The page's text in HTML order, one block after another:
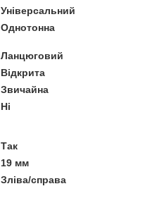
Універсальний
Однотонна
Ланцюговий
Відкрита
Звичайна
Ні
Так
19 мм
Зліва/справа